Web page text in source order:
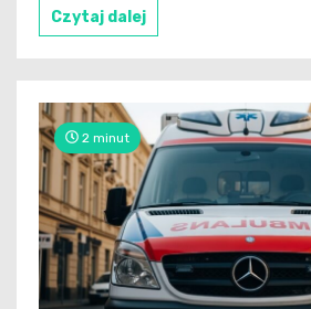
Czytaj dalej
2 minut